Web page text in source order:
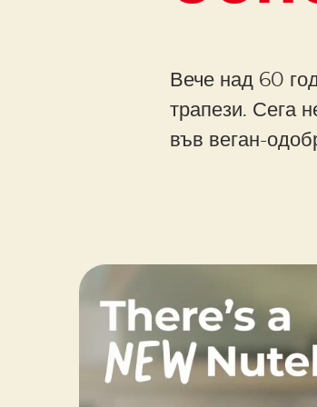
Вече над 60
трапези. Сега
във веган-